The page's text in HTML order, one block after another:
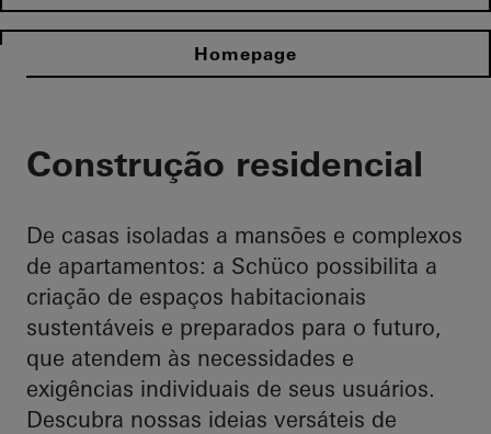
Homepage
Construção residencial
De casas isoladas a mansões e complexos
de apartamentos: a Schüco possibilita a
criação de espaços habitacionais
sustentáveis e preparados para o futuro,
que atendem às necessidades e
exigências individuais de seus usuários.
Descubra nossas ideias versáteis de